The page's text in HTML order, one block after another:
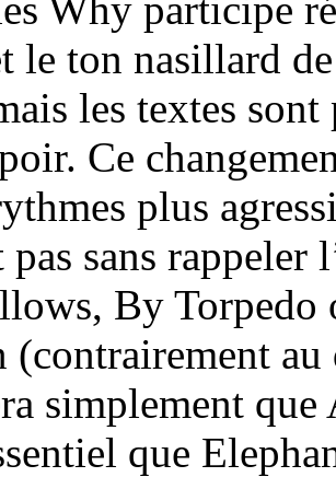
le ton nasillard
les textes
Ce
plus
pas sans
By Torpedo
(contrairement
simplement
que